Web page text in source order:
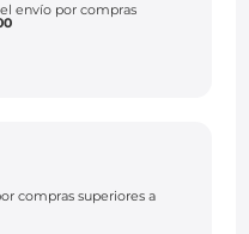
envío por compras
compras superiores a